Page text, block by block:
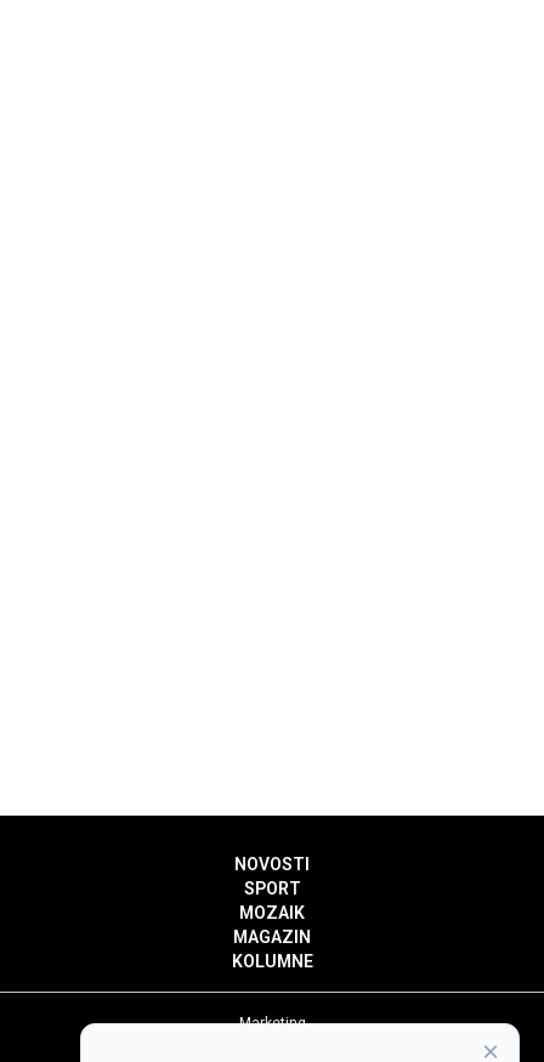
NOVOSTI
SPORT
MOZAIK
MAGAZIN
KOLUMNE
Marketing
×